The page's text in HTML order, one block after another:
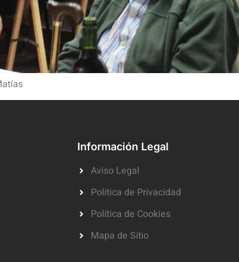
Información Legal
Aviso Legal
Política de Privacidad
Política de Cookies
Mapa de Sitio